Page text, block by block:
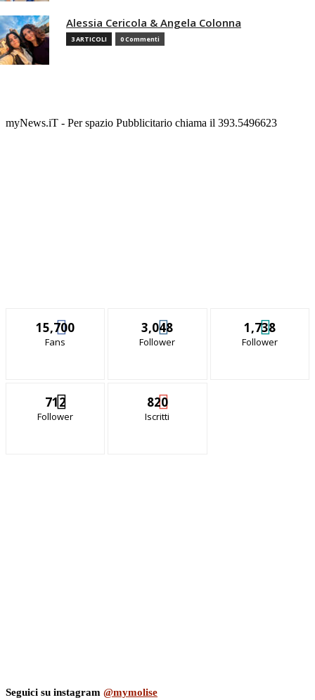
Alessia Cericola & Angela Colonna
3 ARTICOLI 0 Commenti
myNews.iT - Per spazio Pubblicitario chiama il 393.5496623
15,700
Fans
3,048
Follower
1,738
Follower
712
Follower
820
Iscritti
Seguici su instagram @mymolise